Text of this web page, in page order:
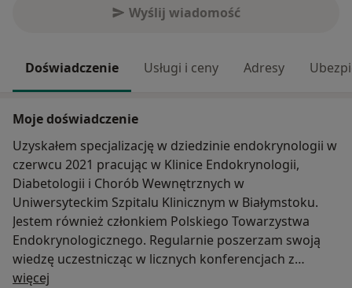
Wyślij wiadomość
Doświadczenie Usługi i ceny Adresy
Moje doświadczenie
Uzyskałem specjalizację w dziedzinie endokrynologii w
czerwcu 2021 pracując w Klinice Endokrynologii,
Diabetologii i Chorób Wewnętrznych w
Uniwersyteckim Szpitalu Klinicznym w Białymstoku.
Jestem również członkiem Polskiego Towarzystwa
Endokrynologicznego. Regularnie poszerzam swoją
wiedzę uczestnicząc w licznych konferencjach z
zakresu endokrynologii, diabetologii i chorób
więcej